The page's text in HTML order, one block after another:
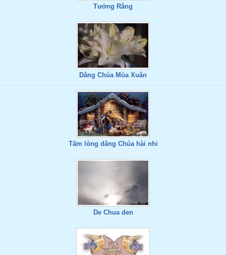
Tưởng Rằng
Dâng Chúa Mùa Xuân
Tấm lòng dâng Chúa hài nhi
De Chua den